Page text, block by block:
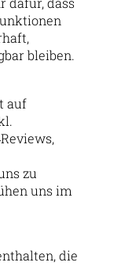
bleiben.
auf
zu
uns im
die